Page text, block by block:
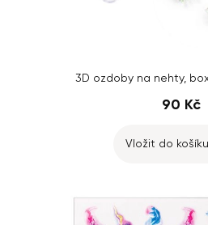
3D ozdoby na nehty,
90 Kč
Vložit do košíku